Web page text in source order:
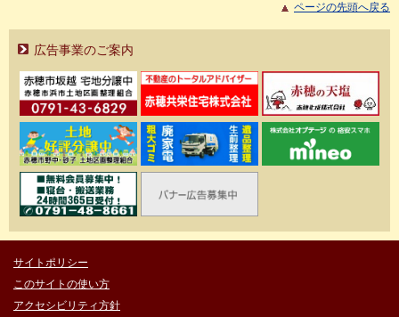
ページの先頭へ戻る
広告事業のご案内
サイトポリシー
このサイトの使い方
アクセシビリティ方針